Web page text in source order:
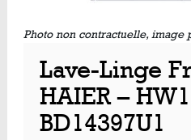
Photo non contractuelle, image
Lave-Linge
HAIER –
BD14397U1